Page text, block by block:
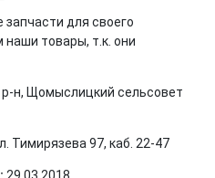
запчасти для своего
товары, т.к. они
н, Щомыслицкий сельсовет
Тимирязева 97, каб. 22-47